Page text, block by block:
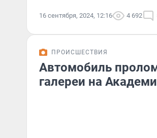
16 сентября, 2024, 12:16 4 692
ПРОИСШЕСТВИЯ
Автомобиль
галереи на